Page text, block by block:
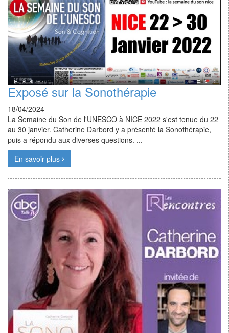
Exposé sur la Sonothérapie
18/04/2024
La Semaine du Son de l'UNESCO à NICE 2022 s'est tenue du 22
au 30 janvier. Catherine Darbord y a présenté la Sonothérapie,
puis a répondu aux diverses questions. ...
En savoir plus